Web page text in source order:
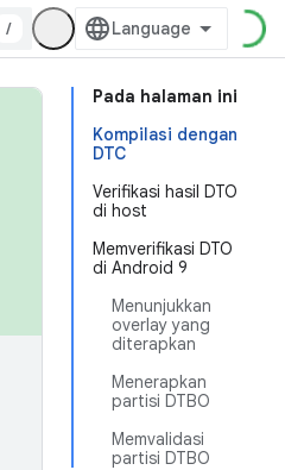
/
Pada halaman ini
Kompilasi dengan
DTC
Verifikasi hasil DTO
di host
Memverifikasi DTO
di Android 9
Menunjukkan
overlay yang
diterapkan
Menerapkan
partisi DTBO
Memvalidasi
partisi DTBO